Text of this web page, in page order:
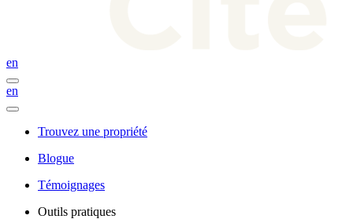
en
en
Trouvez une propriété
Blogue
Témoignages
Outils pratiques